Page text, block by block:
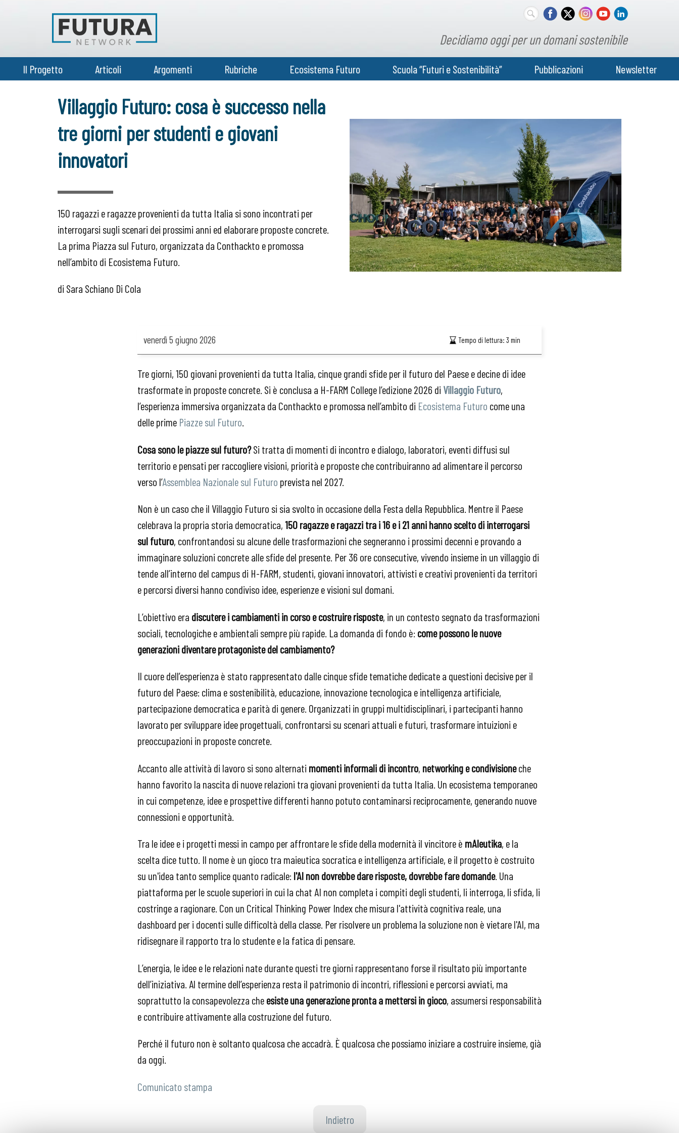
Decidiamo oggi per un domani sostenibile
Il Progetto Articoli Argomenti Rubriche Ecosistema Futuro Scuola “Futuri e Sostenibilità” Pubblicazioni Newsletter
Villaggio Futuro: cosa è successo nella
tre giorni per studenti e giovani
innovatori
150 ragazzi e ragazze provenienti da tutta Italia si sono incontrati per
interrogarsi sugli scenari dei prossimi anni ed elaborare proposte concrete.
La prima Piazza sul Futuro, organizzata da Conthackto e promossa
nell’ambito di Ecosistema Futuro.
di Sara Schiano Di Cola
venerdì 5 giugno 2026 Tempo di lettura:3 min
Tre giorni, 150 giovani provenienti da tutta Italia, cinque grandi sfide per il futuro del Paese e decine di idee
trasformate in proposte concrete. Si è conclusa a H-FARM College l’edizione 2026 di Villaggio Futuro,
l’esperienza immersiva organizzata da Conthackto e promossa nell’ambito di Ecosistema Futuro come una
delle prime Piazze sul Futuro
Cosa sono le piazze sul futuro?Si tratta di momenti di incontro e dialogo, laboratori, eventi diffusi sul
territorio e pensati per raccogliere visioni, priorità e proposte che contribuiranno ad alimentare il percorso
verso l’Assemblea Nazionale sul Futuro prevista nel 2027.
Non è un caso che il Villaggio Futuro si sia svolto in occasione della Festa della Repubblica. Mentre il Paese
celebrava la propria storia democratica,150 ragazze e ragazzi tra i 16 e i 21 anni hanno scelto di interrogarsi
sul futuro, confrontandosi su alcune delle trasformazioni che segneranno i prossimi decenni e provando a
immaginare soluzioni concrete alle sfide del presente. Per 36 ore consecutive, vivendo insieme in un villaggio di
tende all’interno del campus di H-FARM, studenti, giovani innovatori, attivisti e creativi provenienti da territori
e percorsi diversi hanno condiviso idee, esperienze e visioni sul domani.
L’obiettivo era discutere i cambiamenti in corso e costruire risposte, in un contesto segnato da trasformazioni
sociali, tecnologiche e ambientali sempre più rapide. La domanda di fondo è: come possono le nuove
generazioni diventare protagoniste del cambiamento?
Il cuore dell’esperienza è stato rappresentato dalle cinque sfide tematiche dedicate a questioni decisive per il
futuro del Paese: clima e sostenibilità, educazione, innovazione tecnologica e intelligenza artificiale,
partecipazione democratica e parità di genere. Organizzati in gruppi multidisciplinari, i partecipanti hanno
lavorato per sviluppare idee progettuali, confrontarsi su scenari attuali e futuri, trasformare intuizioni e
preoccupazioni in proposte concrete.
Accanto alle attività di lavoro si sono alternati momenti informali di incontro, networking e condivisioneche
hanno favorito la nascita di nuove relazioni tra giovani provenienti da tutta Italia. Un ecosistema temporaneo
in cui competenze, idee e prospettive differenti hanno potuto contaminarsi reciprocamente, generando nuove
connessioni e opportunità.
Tra le idee e i progetti messi in campo per affrontare le sfide della modernità il vincitore è mAIeutika, e la
scelta dice tutto. Il nome è un gioco tra maieutica socratica e intelligenza artificiale, e il progetto è costruito
su un'idea tanto semplice quanto radicale: l'AI non dovrebbe dare risposte, dovrebbe fare domande. Una
piattaforma per le scuole superiori in cui la chat AI non completa i compiti degli studenti, li interroga, li sfida, li
costringe a ragionare. Con un Critical Thinking Power Index che misura l'attività cognitiva reale, una
dashboard per i docenti sulle difficoltà della classe. Per risolvere un problema la soluzione non è vietare l'AI, ma
ridisegnare il rapporto tra lo studente e la fatica di pensare.
L’energia, le idee e le relazioni nate durante questi tre giorni rappresentano forse il risultato più importante
dell’iniziativa. Al termine dell’esperienza resta il patrimonio di incontri, riflessioni e percorsi avviati, ma
soprattutto la consapevolezza cheesiste una generazione pronta a mettersi in gioco, assumersi responsabilità
e contribuire attivamente alla costruzione del futuro.
Perché il futuro non è soltanto qualcosa che accadrà. È qualcosa che possiamo iniziare a costruire insieme, già
da oggi.
Comunicato stampa
Indietro